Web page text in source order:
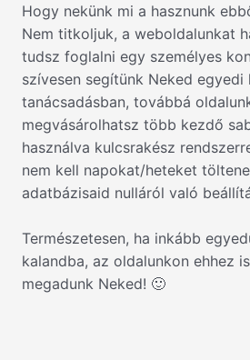
Hogy nekünk mi a hasznunk
Nem titkoljuk, a weboldalunkat
tudsz foglalni egy személyes
szívesen segítünk Neked egyedi
tanácsadásban, továbbá
megvásárolhatsz több kezdő
használva kulcsrakész
nem kell napokat/heteket
adatbázisaid nulláról való
Természetesen, ha inkább
kalandba, az oldalunkon ehhez
megadunk Neked! 🙂